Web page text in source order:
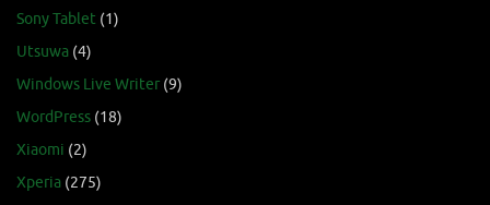
Sony Tablet (1)
Utsuwa (4)
Windows Live Writer (9)
WordPress (18)
Xiaomi (2)
Xperia (275)